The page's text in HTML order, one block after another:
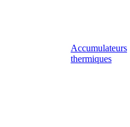
Accumulateurs
thermiques